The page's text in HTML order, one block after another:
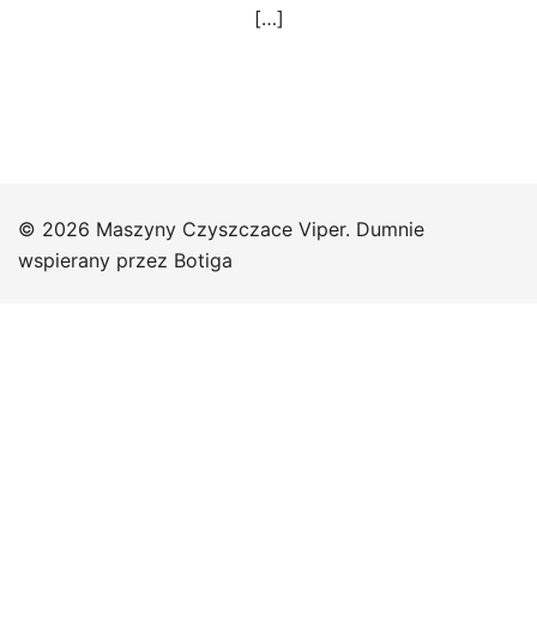
[…]
© 2026 Maszyny Czyszczace Viper. Dumnie
wspierany przez Botiga